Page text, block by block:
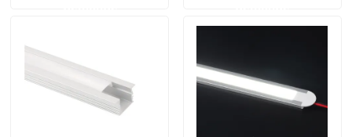
Profil monté extérieur de LED
Profils enfoncés de LED